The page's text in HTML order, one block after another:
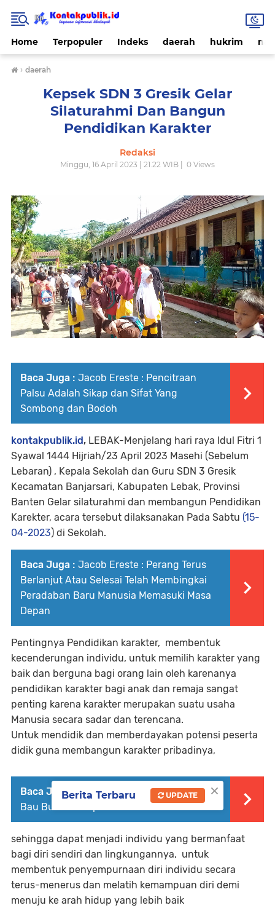
Home Terpopuler Indeks daerah hukrim
› daerah
Kepsek SDN 3 Gresik Gelar
Silaturahmi Dan Bangun
Pendidikan Karakter
Redaksi
Minggu, 16 April 2023 | 21.22 WIB | 0 Views
Baca Juga : Jacob Ereste : Pencitraan
Palsu Adalah Sikap dan Sifat Yang
Sombong dan Bodoh
kontakpublik.id, LEBAK-Menjelang hari raya Idul Fitri 1
Syawal 1444 Hijriah/23 April 2023 Masehi (Sebelum
Lebaran) , Kepala Sekolah dan Guru SDN 3 Gresik
Kecamatan Banjarsari, Kabupaten Lebak, Provinsi
Banten Gelar silaturahmi dan membangun Pendidikan
Karekter, acara tersebut dilaksanakan Pada Sabtu (15-
04-2023) di Sekolah.
Baca Juga : Jacob Ereste : Perang Terus
Berlanjut Atau Selesai Telah Membingkai
Peradaban Baru Manusia Memasuki Masa
Depan
Pentingnya Pendidikan karakter, membentuk
kecenderungan individu, untuk memilih karakter yang
baik dan berguna bagi orang lain oleh karenanya
pendidikan karakter bagi anak dan remaja sangat
penting karena karakter merupakan suatu usaha
Manusia secara sadar dan terencana.
Untuk mendidik dan memberdayakan potensi peserta
didik guna membangun karakter pribadinya,
Baca Juga : Warga Pagelaran Keluhkan
Bau Busuk Sampah Di Pasar
sehingga dapat menjadi individu yang bermanfaat
bagi diri sendiri dan lingkungannya, untuk
membentuk penyempurnaan diri individu secara
terus-menerus dan melatih kemampuan diri demi
menuju ke arah hidup yang lebih baik
×
Berita Terbaru UPDATE